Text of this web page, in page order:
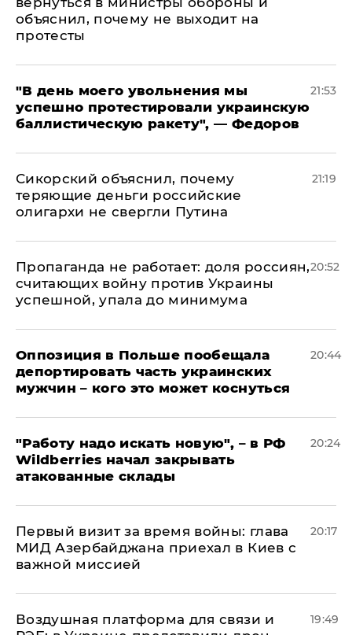
объяснил, почему не выходит на
протесты
​"В день моего увольнения мы
успешно протестировали украинскую
баллистическую ракету", — Федоров
21:53
Сикорский объяснил, почему
теряющие деньги российские
олигархи не свергли Путина
21:19
​Пропаганда не работает: доля россиян,
считающих войну против Украины
успешной, упала до минимума
20:52
Оппозиция в Польше пообещала
депортировать часть украинских
мужчин – кого это может коснуться
20:44
"Работу надо искать новую", – в РФ
Wildberries начал закрывать
атакованные склады
20:24
Первый визит за время войны: глава
МИД Азербайджана приехал в Киев с
важной миссией
20:17
Воздушная платформа для связи и
19:49